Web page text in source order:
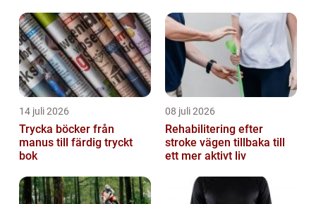
14 juli 2026
Trycka böcker från
manus till färdig tryckt
bok
08 juli 2026
Rehabilitering efter
stroke vägen tillbaka till
ett mer aktivt liv